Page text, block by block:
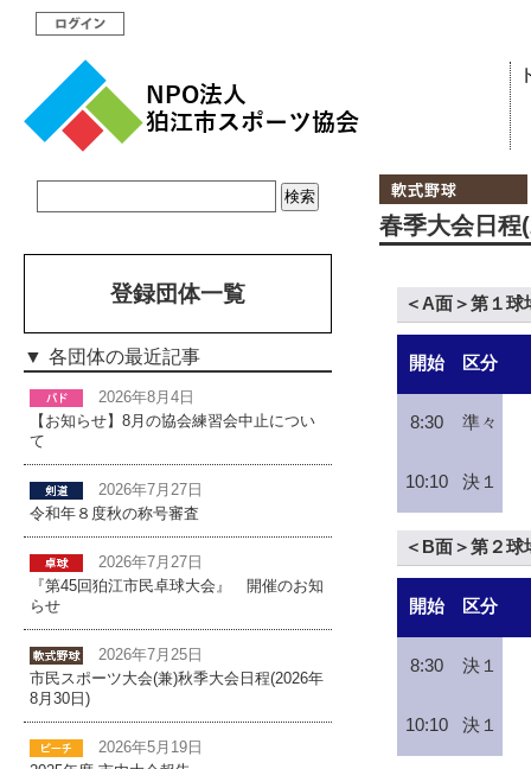
春季大会日程
＜A面＞第１球
開始 区分
8:30 準々
10:10 決１
＜B面＞第２球
開始 区分
8:30 決１
10:10 決１
登録団体一覧
各団体の最近記事
2026年8月4日
【お知らせ】8月の協会練習会中止につい
て
2026年7月27日
令和年８度秋の称号審査
2026年7月27日
『第45回狛江市民卓球大会』 開催のお知
らせ
2026年7月25日
市民スポーツ大会(兼)秋季大会日程(2026年
8月30日)
2026年5月19日